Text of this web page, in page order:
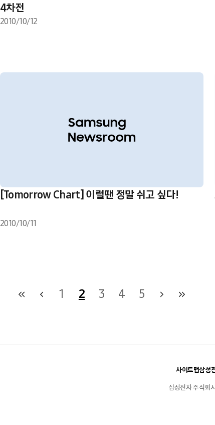
4차전
2010/10/12
[Tomorrow Chart] 이럴땐 정말 쉬고 싶다!
2010/10/11
1 2 3 4 5
사이트맵삼성
삼성전자 주식회